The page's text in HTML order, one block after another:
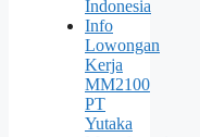
Indonesia
Info
Lowongan
Kerja
MM2100
PT
Yutaka